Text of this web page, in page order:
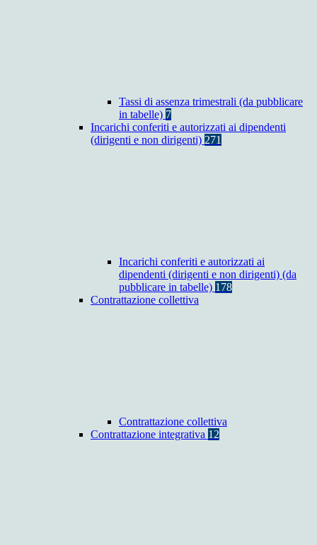
Tassi di assenza trimestrali (da pubblicare
in tabelle) 7
Incarichi conferiti e autorizzati ai dipendenti
(dirigenti e non dirigenti) 271
Incarichi conferiti e autorizzati ai
dipendenti (dirigenti e non dirigenti) (da
pubblicare in tabelle) 178
Contrattazione collettiva
Contrattazione collettiva
Contrattazione integrativa 12